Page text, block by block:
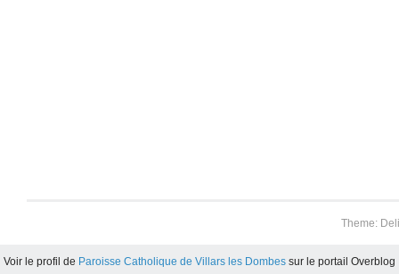
Theme:
Voir le profil de Paroisse Catholique de Villars les Dombes sur le portail Overblog